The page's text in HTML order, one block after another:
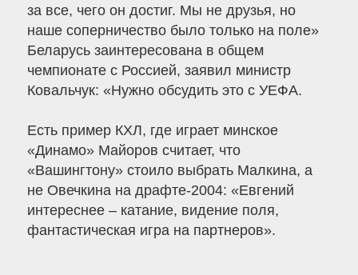
за все, чего он достиг. Мы не друзья, но
наше соперничество было только на поле»
Беларусь заинтересована в общем
чемпионате с Россией, заявил министр
Ковальчук: «Нужно обсудить это с УЕФА.
Есть пример КХЛ, где играет минское
«Динамо» Майоров считает, что
«Вашингтону» стоило выбрать Малкина, а
не Овечкина на драфте-2004: «Евгений
интереснее – катание, видение поля,
фантастическая игра на партнеров».